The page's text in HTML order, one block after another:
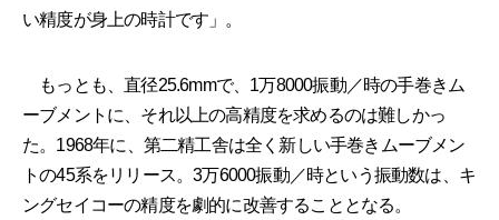
い精度が身上の時計です」。
もっとも、直径25.6mmで、1万8000振動／時の手巻きム
ーブメントに、それ以上の高精度を求めるのは難しかっ
た。1968年に、第二精工舎は全く新しい手巻きムーブメン
トの45系をリリース。3万6000振動／時という振動数は、キ
ングセイコーの精度を劇的に改善することとなる。